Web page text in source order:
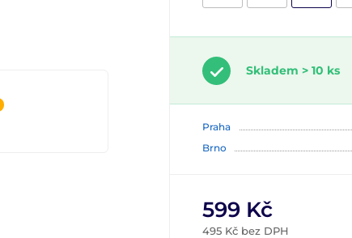
Skladem > 10 ks
Praha
Brno
599 Kč
495 Kč bez DPH